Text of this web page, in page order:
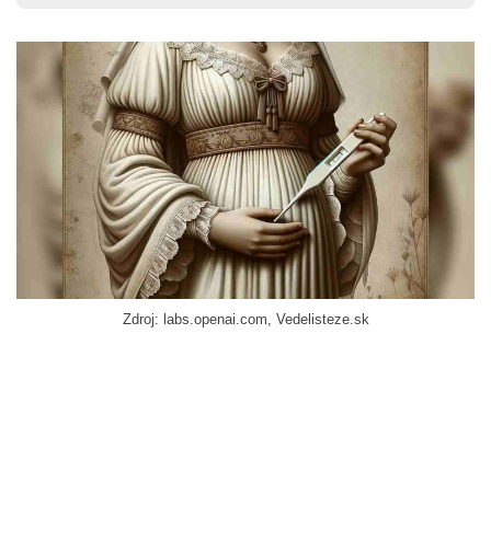
Zdroj: labs.openai.com, Vedelisteze.sk